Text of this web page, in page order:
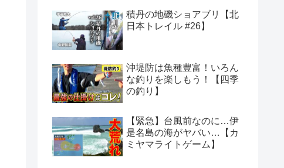
積丹の地磯ショアブリ【北
日本トレイル #26】
沖堤防は魚種豊富！いろん
な釣りを楽しもう！【四季
の釣り】
【緊急】台風前なのに…伊
是名島の海がヤバい…【カ
ミヤマライトゲーム】